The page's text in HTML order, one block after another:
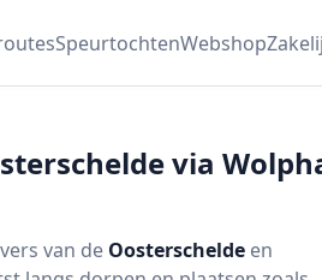
SpeurtochtenWebshop
via
van de Oosterschelde en